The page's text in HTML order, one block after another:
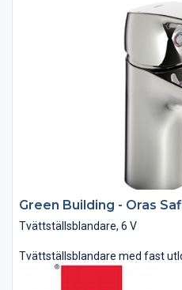
Green Building - Oras
Tvättställsblandare, 6 V
Tvättställsblandare med fast